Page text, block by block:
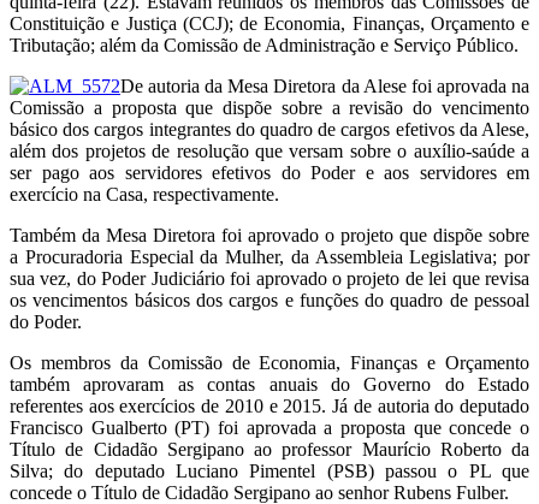
Constituição e Justiça (CCJ); de Economia, Finanças, Orçamento e
Tributação; além da Comissão de Administração e Serviço Público.
De autoria da Mesa Diretora da Alese foi aprovada na
Comissão a proposta que dispõe sobre a revisão do vencimento
básico dos cargos integrantes do quadro de cargos efetivos da Alese,
além dos projetos de resolução que versam sobre o auxílio-saúde a
ser pago aos servidores efetivos do Poder e aos servidores em
exercício na Casa, respectivamente.
Também da Mesa Diretora foi aprovado o projeto que dispõe sobre
a Procuradoria Especial da Mulher, da Assembleia Legislativa; por
sua vez, do Poder Judiciário foi aprovado o projeto de lei que revisa
os vencimentos básicos dos cargos e funções do quadro de pessoal
do Poder.
Os membros da Comissão de Economia, Finanças e Orçamento
também aprovaram as contas anuais do Governo do Estado
referentes aos exercícios de 2010 e 2015. Já de autoria do deputado
Francisco Gualberto (PT) foi aprovada a proposta que concede o
Título de Cidadão Sergipano ao professor Maurício Roberto da
Silva; do deputado Luciano Pimentel (PSB) passou o PL que
concede o Título de Cidadão Sergipano ao senhor Rubens Fulber.